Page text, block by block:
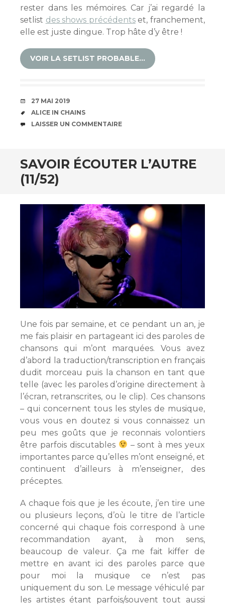
rester dans les mémoires. Car j’ai regardé la
setlist des shows précédentset, franchement,
elle est juste dingue. Trop hâte d’y être !
VOIR LA SETLIST PROBABLE…
DATE
27 MAI 2019
ÉTIQUETTES
ALICE IN CHAINS
COMMENTAIRES
LAISSER UN COMMENTAIRE
SAVOIR ÉCOUTER L’AUTRE
(11/52)
Une fois par semaine, et ce pendant un an, je
me fais plaisir en partageant ici des paroles de
chansons qui m’ont marquées. Vous avez
d’abord la traduction/transcription en français
dudit morceau puis la chanson en tant que
telle (avec les paroles d’origine directement à
l’écran, retranscrites, ou le clip). Ces chansons
– qui concernent tous les styles de musique,
vous vous en doutez si vous connaissez un
peu mes goûts que je reconnais volontiers
être parfois discutables
– sont à mes yeux
importantes parce qu’elles m’ont enseigné, et
continuent d’ailleurs à m’enseigner, des
préceptes.
A chaque fois que je les écoute, j’en tire une
ou plusieurs leçons, d’où le titre de l’article
concerné qui chaque fois correspond à une
recommandation ayant, à mon sens,
beaucoup de valeur. Ça me fait kiffer de
mettre en avant ici des paroles parce que
pour moi la musique ce n’est pas
uniquement du son. Le message véhiculé par
les artistes étant parfois/souvent tout aussi